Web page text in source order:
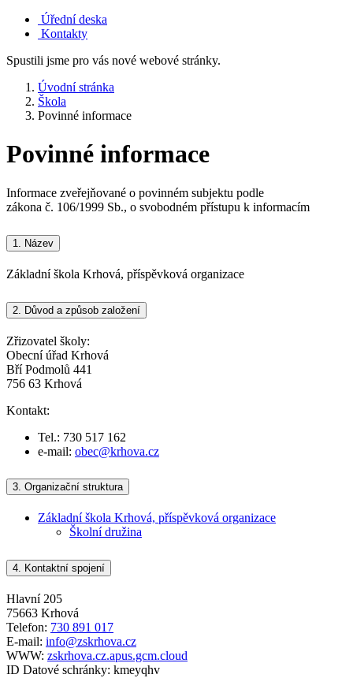
Úřední deska
Kontakty
Spustili jsme pro vás nové webové stránky.
Úvodní stránka
Škola
Povinné informace
Povinné informace
Informace zveřejňované o povinném subjektu podle
zákona č. 106/1999 Sb., o svobodném přístupu k informacím
1. Název
Základní škola Krhová, příspěvková organizace
2. Důvod a způsob založení
Zřizovatel školy:
Obecní úřad Krhová
Bří Podmolů 441
756 63 Krhová
Kontakt:
Tel.: 730 517 162
e-mail: obec@krhova.cz
3. Organizační struktura
Základní škola Krhová, příspěvková organizace
Školní družina
4. Kontaktní spojení
Hlavní 205
75663 Krhová
Telefon: 730 891 017
E-mail: info@zskrhova.cz
WWW: zskrhova.cz.apus.gcm.cloud
ID Datové schránky: kmeyqhv